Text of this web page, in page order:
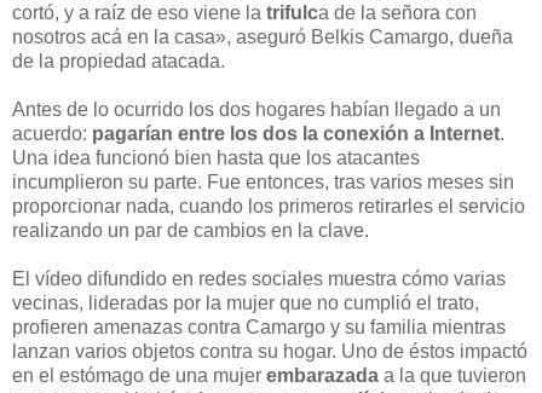
cortó, y a raíz de eso viene la trifulca de la señora con
nosotros acá en la casa», aseguró Belkis Camargo, dueña
de la propiedad atacada.
Antes de lo ocurrido los dos hogares habían llegado a un
acuerdo: pagarían entre los dos la conexión a Internet.
Una idea funcionó bien hasta que los atacantes
incumplieron su parte. Fue entonces, tras varios meses sin
proporcionar nada, cuando los primeros retirarles el servicio
realizando un par de cambios en la clave.
El vídeo difundido en redes sociales muestra cómo varias
vecinas, lideradas por la mujer que no cumplió el trato,
profieren amenazas contra Camargo y su familia mientras
lanzan varios objetos contra su hogar. Uno de éstos impactó
en el estómago de una mujer embarazada a la que tuvieron